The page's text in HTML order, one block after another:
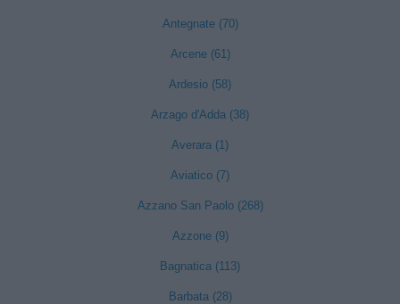
Antegnate (70)
Arcene (61)
Ardesio (58)
Arzago d'Adda (38)
Averara (1)
Aviatico (7)
Azzano San Paolo (268)
Azzone (9)
Bagnatica (113)
Barbata (28)